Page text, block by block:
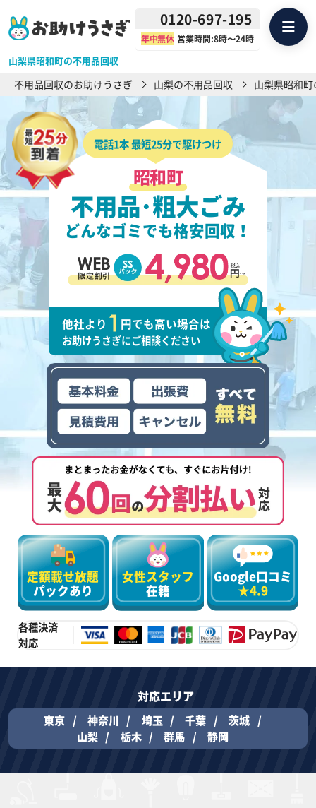
山梨県昭和町の不用品回収
0120-697-195
年中無休 営業時間:8時〜24時
不用品回収のお助けうさぎ 山梨の不用品回収 山梨県昭和
電話1本 最短25分で駆けつけ
昭和町
不用品･粗大ごみ
どんなゴミでも格安回収！
他社より 円でも高い場合は
お助けうさぎにご相談ください
定額載せ放題
パックあり
女性スタッフ
在籍
Google口コミ
★4.9
各種決済
対応
対応エリア
東京 神奈川 埼玉 千葉
茨城
山梨
栃木 群馬 静岡